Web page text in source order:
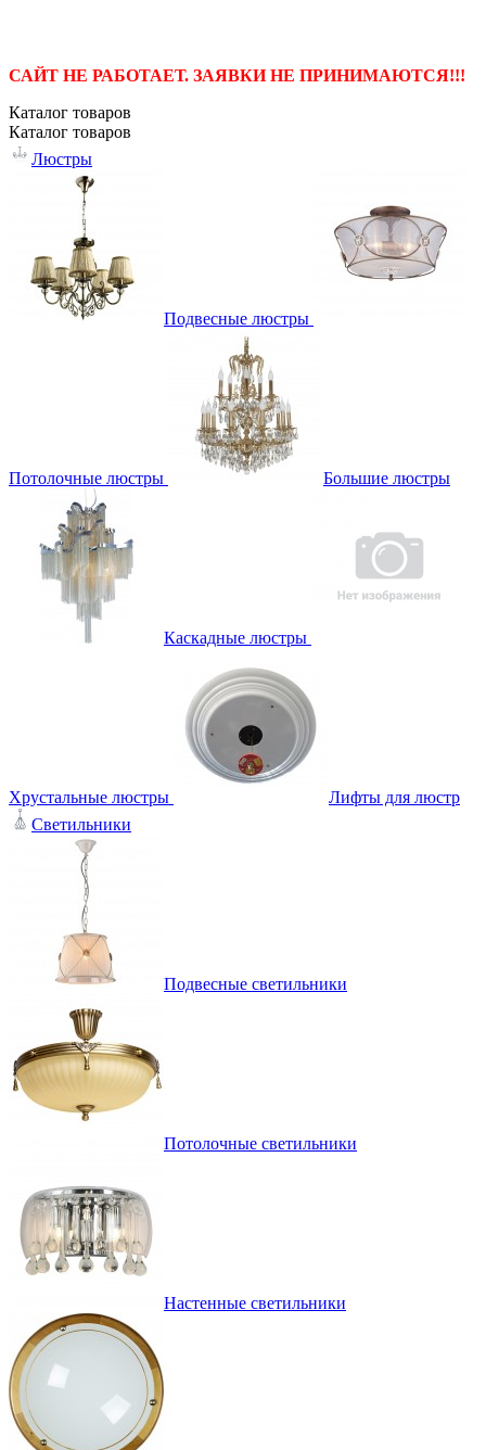
САЙТ НЕ РАБОТАЕТ. ЗАЯВКИ НЕ ПРИНИМАЮТСЯ!!!
Каталог товаров
Каталог товаров
Люстры
Подвесные люстры
Потолочные люстры Большие люстры
Каскадные люстры
Хрустальные люстры
Лифты для люстр
Светильники
Подвесные светильники
Потолочные светильники
Настенные светильники